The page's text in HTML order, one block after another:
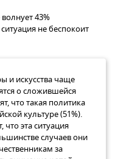
43%
не беспокоит
и искусства чаще
о сложившейся
что такая политика
культуре (51%).
что эта ситуация
случаев они
за